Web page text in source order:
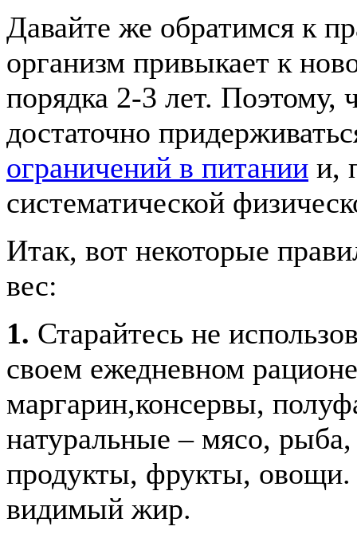
Давайте же обратимся к
организм привыкает к
порядка 2-3 лет. Поэтому,
достаточно
ограничений в питании и,
систематической
Итак, вот некоторые
вес:
1. Старайтесь не
своем ежедневном
маргарин,консервы,
натуральные – мясо,
продукты, фрукты, овощи.
видимый жир.